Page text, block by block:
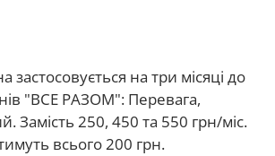
застосовується на три місяці до
"ВСЕ РАЗОМ": Перевага,
Замість 250, 450 та 550 грн/міс.
всього 200 грн.